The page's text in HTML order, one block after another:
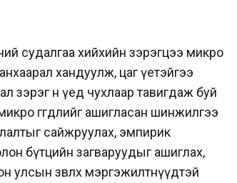
судалгаа хийхийн зэрэгцээ микро
хандуулж, цаг үетэйгээ
зэрэг өнөө үед чухлаар тавигдаж буй
өгөгдлийг ашигласан шинжилгээ
сайжруулах, эмпирик
бүтцийн загваруудыг ашиглах,
улсын зөвлөх мэргэжилтнүүдтэй